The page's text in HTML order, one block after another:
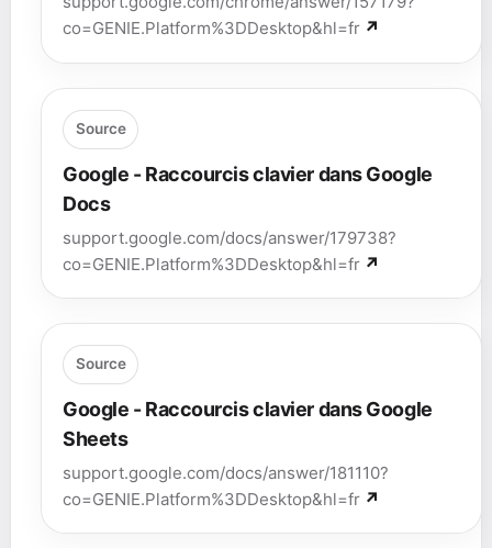
co=GENIE.Platform%3DDesktop&hl=fr
Source
Google - Raccourcis clavier dans Google
Docs
support.google.com/docs/answer/179738?
co=GENIE.Platform%3DDesktop&hl=fr
Source
Google - Raccourcis clavier dans Google
Sheets
support.google.com/docs/answer/181110?
co=GENIE.Platform%3DDesktop&hl=fr